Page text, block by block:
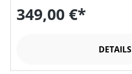
349,00 €*
DETAILS